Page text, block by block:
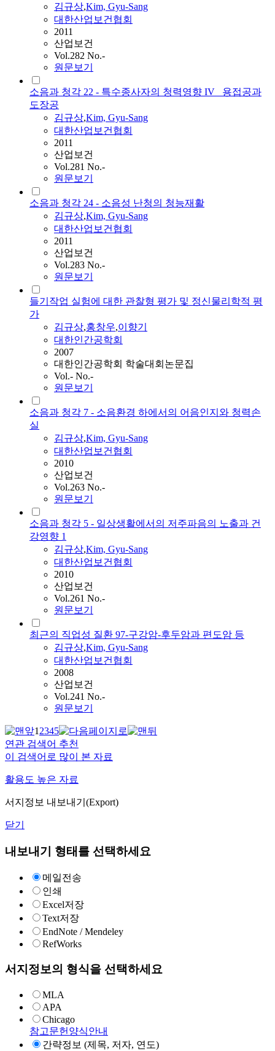
김규상,Kim, Gyu-Sang
대한산업보건협회
2011
산업보건
Vol.282 No.-
원문보기
소음과 청각 22 - 특수종사자의 청력영향 IV _용접공과
도장공
김규상,Kim, Gyu-Sang
대한산업보건협회
2011
산업보건
Vol.281 No.-
원문보기
소음과 청각 24 - 소음성 난청의 청능재활
김규상,Kim, Gyu-Sang
대한산업보건협회
2011
산업보건
Vol.283 No.-
원문보기
들기작업 실험에 대한 관찰형 평가 및 정신물리학적 평
가
김규상,홍창우,이향기
대한인간공학회
2007
대한인간공학회 학술대회논문집
Vol.- No.-
원문보기
소음과 청각 7 - 소음환경 하에서의 어음인지와 청력손
실
김규상,Kim, Gyu-Sang
대한산업보건협회
2010
산업보건
Vol.263 No.-
원문보기
소음과 청각 5 - 일상생활에서의 저주파음의 노출과 건
강영향 1
김규상,Kim, Gyu-Sang
대한산업보건협회
2010
산업보건
Vol.261 No.-
원문보기
최근의 직업성 질환 97-구강암-후두암과 편도암 등
김규상,Kim, Gyu-Sang
대한산업보건협회
2008
산업보건
Vol.241 No.-
원문보기
12345
연관 검색어 추천
이 검색어로 많이 본 자료
활용도 높은 자료
서지정보 내보내기(Export)
닫기
내보내기 형태를 선택하세요
메일전송
인쇄
Excel저장
Text저장
EndNote / Mendeley
RefWorks
서지정보의 형식을 선택하세요
MLA
APA
Chicago
참고문헌양식안내
간략정보 (제목, 저자, 연도)